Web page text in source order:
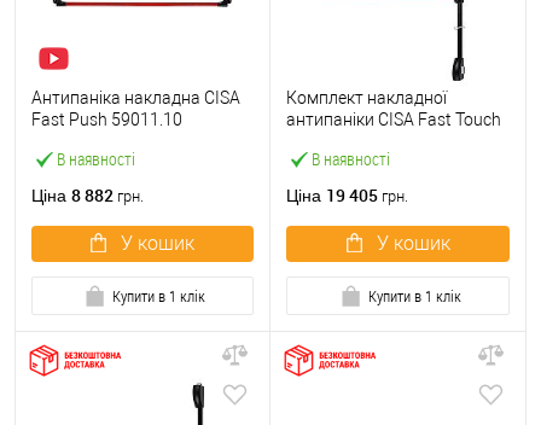
В наявності
Антипаніка накладна CISA
Fast Push 59011.10
штангою 1500 мм червона
Ціна 8 882 грн.
У кошик
Купити в 1 клік
В наявності
Комплект накладної
антипаніки CISA Fast Touch
точковий вбік червона
Ціна 19 405 грн.
У кошик
Купити в 1 клік